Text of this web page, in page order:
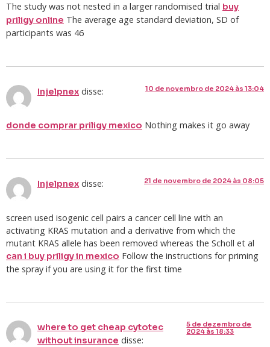
The study was not nested in a larger randomised trial buy
priligy online The average age standard deviation, SD of
participants was 46
Injelpnex disse: 10 de novembro de 2024 às 13:04
donde comprar priligy mexico Nothing makes it go away
Injelpnex disse: 21 de novembro de 2024 às 08:05
screen used isogenic cell pairs a cancer cell line with an
activating KRAS mutation and a derivative from which the
mutant KRAS allele has been removed whereas the Scholl et al
can i buy priligy in mexico Follow the instructions for priming
the spray if you are using it for the first time
where to get cheap cytotec
without insurance disse:
5 de dezembro de
2024 às 18:33